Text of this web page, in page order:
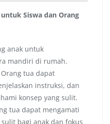
Siswa dan Orang
anak untuk
mandiri di rumah.
Orang tua dapat
instruksi, dan
konsep yang sulit.
tua dapat mengamati
bagi anak dan fokus